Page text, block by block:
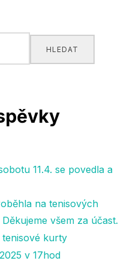
HLEDAT
11.4. se povedla a
na tenisových
všem za účast.
tenisové kurty
v 17hod